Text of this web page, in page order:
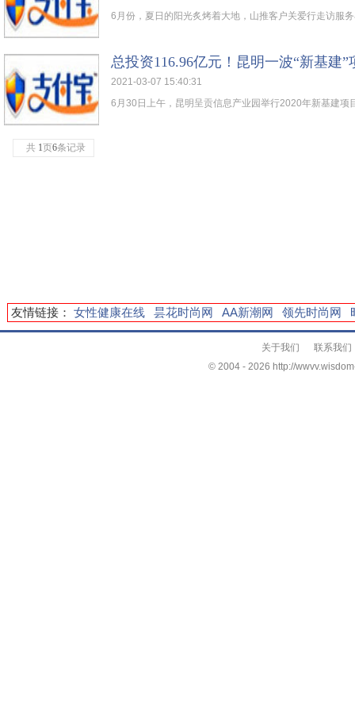
6月份，夏日的阳光炙烤着大地，山推客户关爱行走访服
总投资116.96亿元！昆明一波“新基建
2021-03-07 15:40:31
6月30日上午，昆明呈贡信息产业园举行2020年新基建项
共 1页6条记录
友情链接： 女性健康在线 昙花时尚网 AA新潮网 领先时尚网
关于我们
联系我们
© 2004 - 2026 http://